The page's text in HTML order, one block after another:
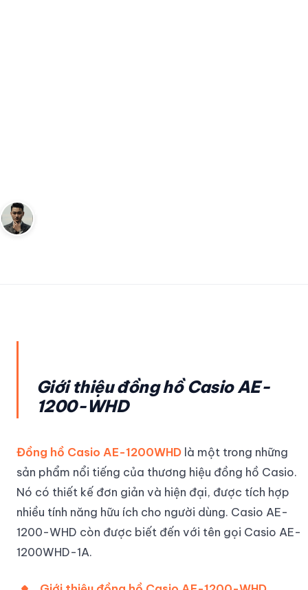
Giới thiệu đồng hồ Casio AE-
1200-WHD
Đồng hồ Casio AE-1200WHD là một trong những
sản phẩm nổi tiếng của thương hiệu đồng hồ Casio.
Nó có thiết kế đơn giản và hiện đại, được tích hợp
nhiều tính năng hữu ích cho người dùng. Casio AE-
1200-WHD còn được biết đến với tên gọi Casio AE-
1200WHD-1A.